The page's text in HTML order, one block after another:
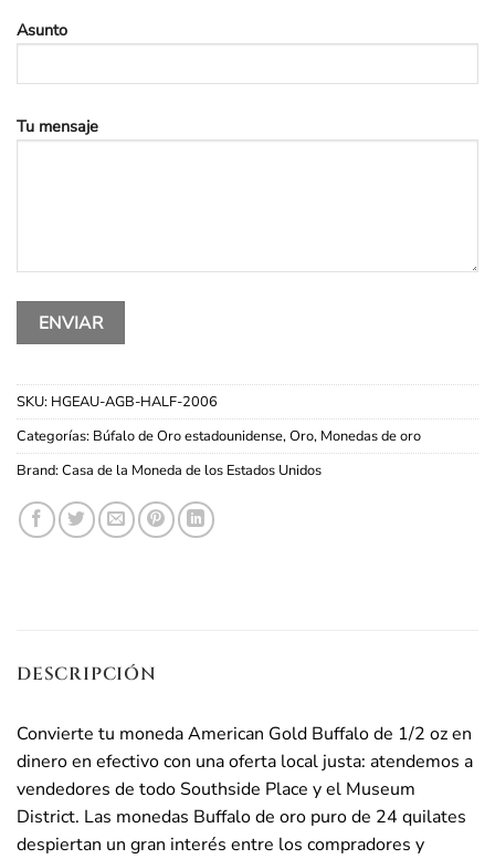
Asunto
Tu mensaje
SKU: HGEAU-AGB-HALF-2006
Categorías: Búfalo de Oro estadounidense,Oro, Monedas de oro
Brand:Casa de la Moneda de los Estados Unidos
DESCRIPCIÓN
Convierte tu moneda American Gold Buffalo de 1/2 oz en
dinero en efectivo con una oferta local justa: atendemos a
vendedores de todo Southside Place y el Museum
District. Las monedas Buffalo de oro puro de 24 quilates
despiertan un gran interés entre los compradores y